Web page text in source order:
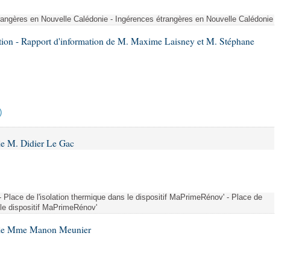
en Nouvelle Calédonie - Ingérences étrangères en Nouvelle Calédonie
- Rapport d'information de M. Maxime Laisney et M. Stéphane
M. Didier Le Gac
Place de l'isolation thermique dans le dispositif MaPrimeRénov' - Place de
dispositif MaPrimeRénov'
Mme Manon Meunier